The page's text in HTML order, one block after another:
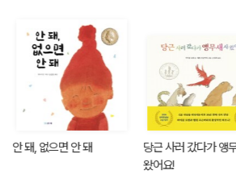
안 돼, 없으면 안 돼
당근 사러 갔다가 앵
왔어요!